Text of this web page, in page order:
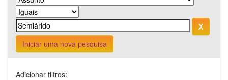
Iniciar uma nova pesquisa
Adicionar filtros: